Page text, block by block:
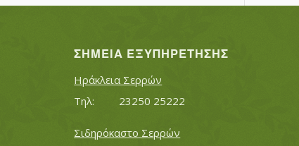
ΣΗΜΕΊΑ ΕΞΥΠΗΡΈΤΗΣΗΣ
Ηράκλεια Σερρών
Τηλ:		23250 25222
Σιδηρόκαστο Σερρών